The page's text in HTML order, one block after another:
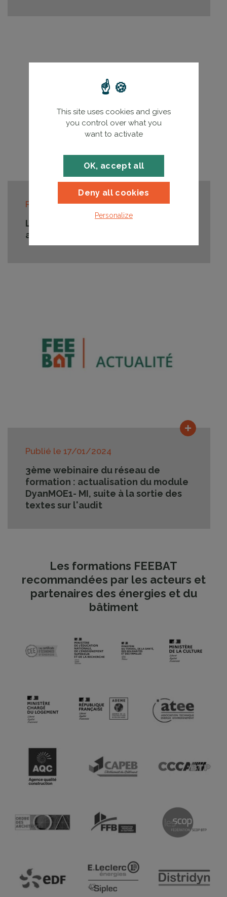
Publié le14/01/2025
Le FIF PL renouvelle son partenariat
avec FEEBAT pour l’année 2025
Publié le 17/01/2024
3ème webinaire du réseau de
formation : actualisation du module
DyanMOE1- MI, suite à la sortie des
textes sur l'audit
Lire la
Les formations FEEBAT
recommandées par les acteurs et
partenaires des énergies et du
bâtiment
This site uses cookies and gives
you control over what you
want to activate
OK, accept all
Deny all cookies
Personalize